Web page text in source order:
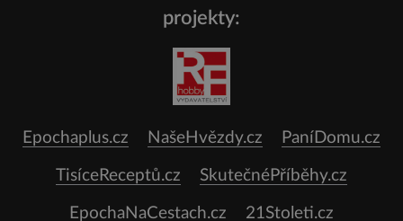
projekty:
Epochaplus.cz NašeHvězdy.cz PaníDomu.cz
TisíceReceptů.cz SkutečnéPříběhy.cz
EpochaNaCestach.cz 21Stoleti.cz